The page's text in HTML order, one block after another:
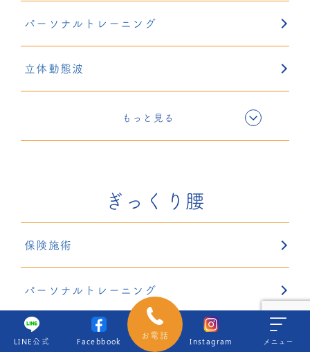
LINE公式 Facebbook
お電話
Instagram メニュー
パーソナルトレーニング
立体動態波
鍼灸
リハサク
もっと見る
ぎっくり腰
保険施術
パーソナルトレーニング
立体動態波